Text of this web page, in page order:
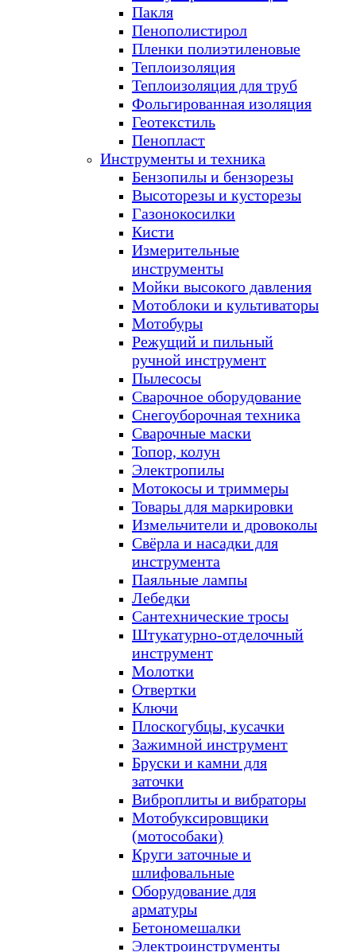
Пакля
Пенополистирол
Пленки полиэтиленовые
Теплоизоляция
Теплоизоляция для труб
Фольгированная изоляция
Геотекстиль
Пенопласт
Инструменты и техника
Бензопилы и бензорезы
Высоторезы и кусторезы
Газонокосилки
Кисти
Измерительные
инструменты
Мойки высокого давления
Мотоблоки и культиваторы
Мотобуры
Режущий и пильный
ручной инструмент
Пылесосы
Сварочное оборудование
Снегоуборочная техника
Сварочные маски
Топор, колун
Электропилы
Мотокосы и триммеры
Товары для маркировки
Измельчители и дровоколы
Свёрла и насадки для
инструмента
Паяльные лампы
Лебедки
Сантехнические тросы
Штукатурно-отделочный
инструмент
Молотки
Отвертки
Ключи
Плоскогубцы, кусачки
Зажимной инструмент
Бруски и камни для
заточки
Виброплиты и вибраторы
Мотобуксировщики
(мотособаки)
Круги заточные и
шлифовальные
Оборудование для
арматуры
Бетономешалки
Электроинструменты